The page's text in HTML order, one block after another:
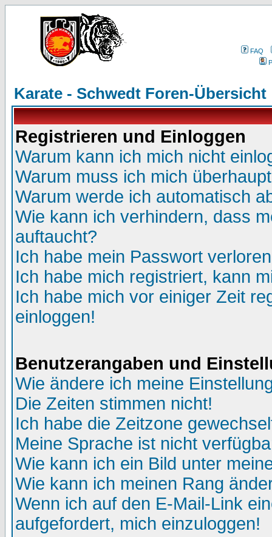
FAQ
Karate - Schwedt Foren-Übersicht
Registrieren und Einloggen
Warum kann ich mich nicht
Warum muss ich mich
Warum werde ich automatisch
Wie kann ich verhindern, dass
auftaucht?
Ich habe mein Passwort
Ich habe mich registriert, kann
Ich habe mich vor einiger Zeit
einloggen!
Benutzerangaben und
Wie ändere ich meine
Die Zeiten stimmen nicht!
Ich habe die Zeitzone
Meine Sprache ist nicht
Wie kann ich ein Bild unter
Wie kann ich meinen Rang
Wenn ich auf den E-Mail-Link
aufgefordert, mich einzuloggen!